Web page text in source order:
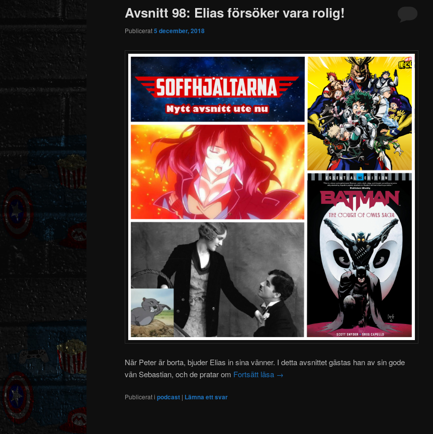
Avsnitt 98: Elias försöker vara rolig!
Publicerat5 december, 2018
När Peter är borta, bjuder Elias in sina vänner. I detta avsnittet gästas han av sin gode
vän Sebastian, och de pratar om Fortsätt läsa →
Publicerat i podcast | Lämna ett svar